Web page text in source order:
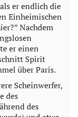
er endlich die
Einheimischen
Nachdem
er einen
Spirit
über Paris.
Scheinwerfer,
des
des